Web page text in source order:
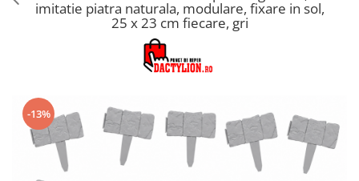
imitatie piatra naturala, modulare, fixare in sol,
25 x 23 cm fiecare, gri
-13%